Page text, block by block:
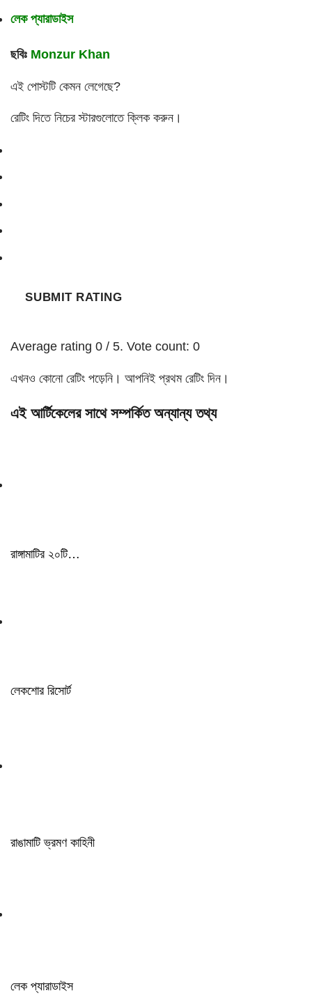
লেক প্যারাডাইস
ছবিঃ Monzur Khan
এই পোস্টটি কেমন লেগেছে?
রেটিং দিতে নিচের স্টারগুলোতে ক্লিক করুন।
SUBMIT RATING
Average rating 0 / 5. Vote count: 0
এখনও কোনো রেটিং পড়েনি। আপনিই প্রথম রেটিং দিন।
এই আর্টিকেলের সাথে সম্পর্কিত অন্যান্য তথ্য
রাঙ্গামাটির ২০টি…
লেকশোর রিসোর্ট
রাঙামাটি ভ্রমণ কাহিনী
লেক প্যারাডাইস